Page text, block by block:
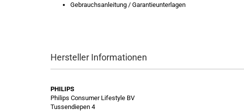
Gebrauchsanleitung / Garantieunterlagen
Hersteller Informationen
PHILIPS
Philips Consumer Lifestyle BV
Tussendiepen 4